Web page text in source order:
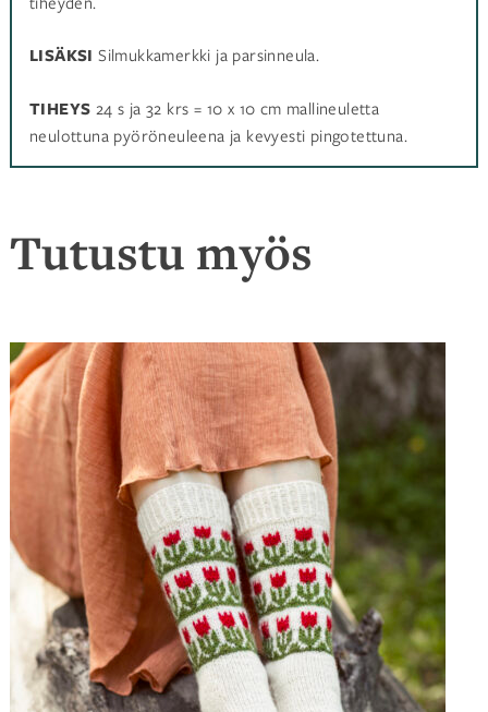
LISÄKSI Silmukkamerkki ja parsinneula.
TIHEYS 24 s ja 32 krs = 10 x 10 cm mallineuletta
neulottuna pyöröneuleena ja kevyesti pingotettuna.
Tutustu myös